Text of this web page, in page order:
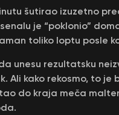
šutirao izuzetno
je “poklonio”
toliko loptu posle
unesu rezultatsku
Ali kako rekosmo, to
do kraja meča